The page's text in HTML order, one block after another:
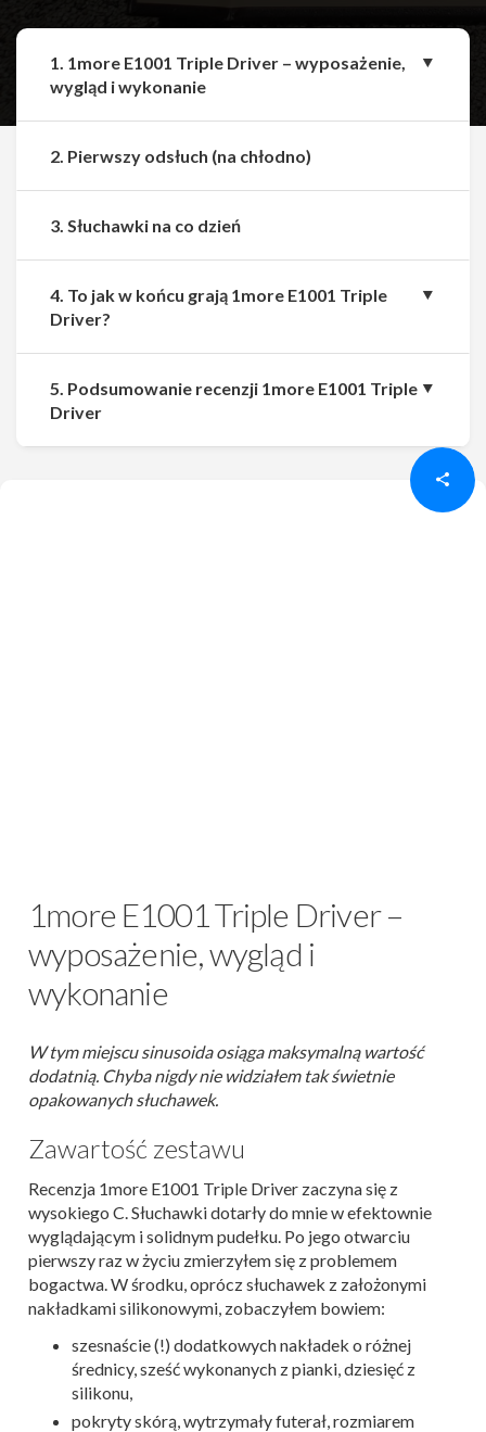
1more E1001 Triple Driver –
wyposażenie, wygląd i
wykonanie
W tym miejscu sinusoida osiąga maksymalną wartość
dodatnią. Chyba nigdy nie widziałem tak świetnie
opakowanych słuchawek.
Zawartość zestawu
Recenzja 1more E1001 Triple Driver zaczyna się z
wysokiego C. Słuchawki dotarły do mnie w efektownie
wyglądającym i solidnym pudełku. Po jego otwarciu
pierwszy raz w życiu zmierzyłem się z problemem
bogactwa. W środku, oprócz słuchawek z założonymi
nakładkami silikonowymi, zobaczyłem bowiem:
szesnaście (!) dodatkowych nakładek o różnej
średnicy, sześć wykonanych z pianki, dziesięć z
silikonu,
pokryty skórą, wytrzymały futerał, rozmiarem
1. 1more E1001 Triple Driver – wyposażenie,
wygląd i wykonanie
2. Pierwszy odsłuch (na chłodno)
3. Słuchawki na co dzień
4. To jak w końcu grają 1more E1001 Triple
Driver?
5. Podsumowanie recenzji 1more E1001 Triple
Driver